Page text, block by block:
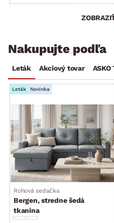
Nakupujte podľa
Leták Akciový tovar ASKO
Leták Novinka
Rohová sedačka
Bergen, stredne šedá
tkanina